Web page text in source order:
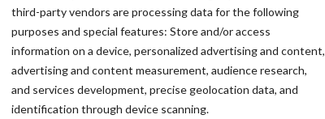
third-party vendors are processing data for the following
purposes and special features: Store and/or access
information on a device, personalized advertising and content,
advertising and content measurement, audience research,
and services development, precise geolocation data, and
identification through device scanning.